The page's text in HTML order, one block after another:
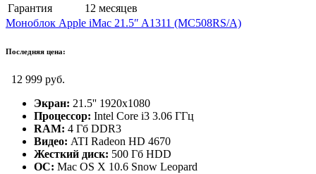
Гарантия
12 месяцев
Моноблок Apple iMac 21.5″ A1311 (MC508RS/A)
Последняя цена:
12 999 руб.
Экран: 21.5'' 1920х1080
Процессор: Intel Core i3 3.06 ГГц
RAM: 4 Гб DDR3
Видео: ATI Radeon HD 4670
Жесткий диск: 500 Гб HDD
ОС: Mac OS X 10.6 Snow Leopard